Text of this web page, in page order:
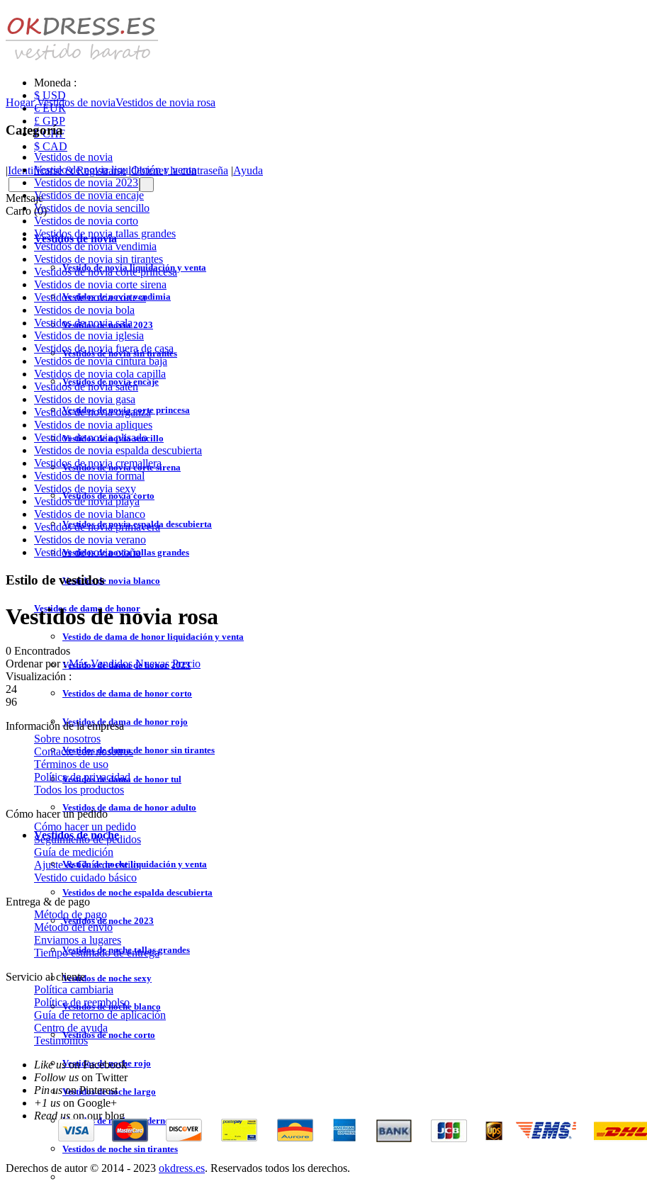
Moneda :
$ USD
€ EUR
£ GBP
₣ CHF
$ CAD
|Identificarse & Registrarse |Obtener la contraseña |Ayuda
Mensaje
Carro (0)
Vestidos de novia
Vestido de novia liquidación y venta
Vestidos de novia vendimia
Vestidos de novia 2023
Vestidos de novia sin tirantes
Vestidos de novia encaje
Vestidos de novia corte princesa
Vestidos de novia sencillo
Vestidos de novia corte sirena
Vestidos de novia corto
Vestidos de novia espalda descubierta
Vestidos de novia tallas grandes
Vestidos de novia blanco
Vestidos de dama de honor
Vestido de dama de honor liquidación y venta
Vestidos de dama de honor 2023
Vestidos de dama de honor corto
Vestidos de dama de honor rojo
Vestidos de dama de honor sin tirantes
Vestidos de dama de honor tul
Vestidos de dama de honor adulto
Vestidos de noche
Vestido de noche liquidación y venta
Vestidos de noche espalda descubierta
Vestidos de noche 2023
Vestidos de noche tallas grandes
Vestidos de noche sexy
Vestidos de noche blanco
Vestidos de noche corto
Vestidos de noche rojo
Vestidos de noche largo
Vestidos de noche moderno
Vestidos de noche sin tirantes
Hogar Vestidos de noviaVestidos de novia rosa
Categoría
Vestidos de novia
Vestido de novia liquidación y venta
Vestidos de novia 2023
Vestidos de novia encaje
Vestidos de novia sencillo
Vestidos de novia corto
Vestidos de novia tallas grandes
Vestidos de novia vendimia
Vestidos de novia sin tirantes
Vestidos de novia corte princesa
Vestidos de novia corte sirena
Vestidos de novia corte-a
Vestidos de novia bola
Vestidos de novia sala
Vestidos de novia iglesia
Vestidos de novia fuera de casa
Vestidos de novia cintura baja
Vestidos de novia cola capilla
Vestidos de novia satén
Vestidos de novia gasa
Vestidos de novia organza
Vestidos de novia apliques
Vestidos de novia plisado
Vestidos de novia espalda descubierta
Vestidos de novia cremallera
Vestidos de novia formal
Vestidos de novia sexy
Vestidos de novia playa
Vestidos de novia blanco
Vestidos de novia primavera
Vestidos de novia verano
Vestidos de novia otoño
Estilo de vestidos
Vestidos de novia rosa
0 Encontrados
Ordenar por :Más Vendidos Nuevas Precio
Visualización :
24
96
Información de la empresa
Sobre nosotros
Contacte con nosotros
Términos de uso
Política de privacidad
Todos los productos
Cómo hacer un pedido
Cómo hacer un pedido
Seguimiento de pedidos
Guía de medición
Ajuste & Guía de estilo
Vestido cuidado básico
Entrega & de pago
Método de pago
Método del envío
Enviamos a lugares
Tiempo estimado de entrega
Servicio al cliente
Política cambiaria
Política de reembolso
Guía de retorno de aplicación
Centro de ayuda
Testimonios
Like uson Facebook
Follow us on Twitter
Pin uson Pinterest
+1 us on Google+
Read us on our blog
Derechos de autor © 2014 - 2023 okdress.es. Reservados todos los derechos.